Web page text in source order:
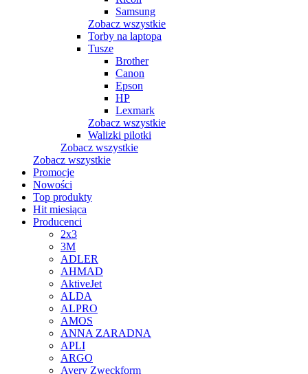
Samsung
Zobacz wszystkie
Torby na laptopa
Tusze
Brother
Canon
Epson
HP
Lexmark
Zobacz wszystkie
Walizki pilotki
Zobacz wszystkie
Zobacz wszystkie
Promocje
Nowości
Top produkty
Hit miesiąca
Producenci
2x3
3M
ADLER
AHMAD
AktiveJet
ALDA
ALPRO
AMOS
ANNA ZARADNA
APLI
ARGO
Avery Zweckform